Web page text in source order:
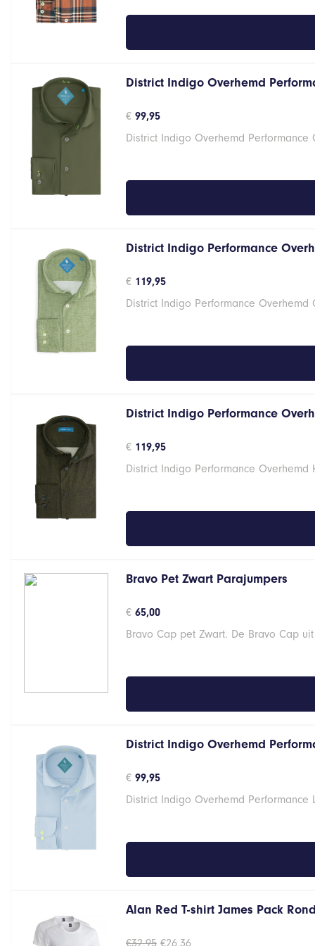
District Indigo Overhemd
€ 99,95
District Indigo Overhemd Performance
District Indigo Performance
€ 119,95
District Indigo Performance Overhemd
District Indigo Performance
€ 119,95
District Indigo Performance
Bravo Pet Zwart Parajumpers
€ 65,00
Bravo Cap pet Zwart. De Bravo Cap
District Indigo Overhemd
€ 99,95
District Indigo Overhemd Performance
Alan Red T-shirt James Pack
€32,95 Oorspronkelijke
€26,36Huidige